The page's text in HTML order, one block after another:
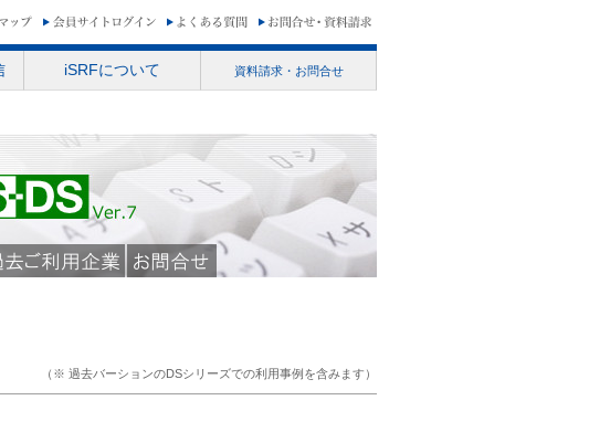
iSRFについて 資料請求・お問合せ
（※ 過去バーションのDSシリーズでの利用事例を含みます）